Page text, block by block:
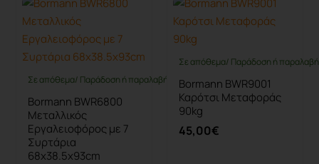
Σε απόθεμα/ Παράδοση ή παραλαβή έως 10 ημέρες
Bormann BWR6800
Μεταλλικός
Εργαλειοφόρος με 7
Συρτάρια
68x38.5x93cm
Σε απόθεμα/ Παράδοση ή
Bormann BWR9001
Καρότσι Μεταφοράς
90kg
45,00€